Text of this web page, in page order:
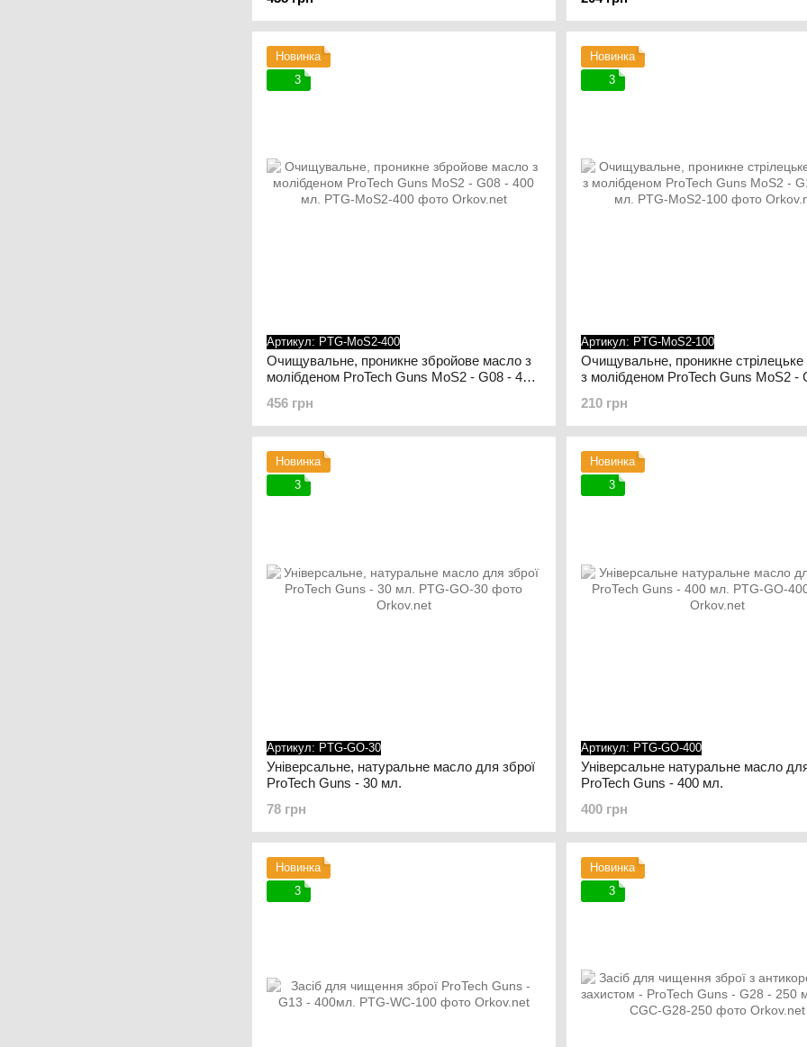
тіла при прихованому носінні на зброю не вплинули,
Новинка
3
Артикул: PTG-MoS2-400
Очищувальне, проникне збройове масло з
молібденом ProTech Guns MoS2 - G08 - 400
456 грн
Новинка
3
Артикул: PTG-MoS2-100
Очищувальне, проникне
з молібденом ProTech Guns MoS2 -
210 грн
Новинка
3
Артикул: PTG-GO-30
Універсальне, натуральне масло для зброї
ProTech Guns - 30 мл.
78 грн
Новинка
3
Артикул: PTG-GO-400
Універсальне натуральне масло
ProTech Guns - 400 мл.
400 грн
Новинка
3
Новинка
3